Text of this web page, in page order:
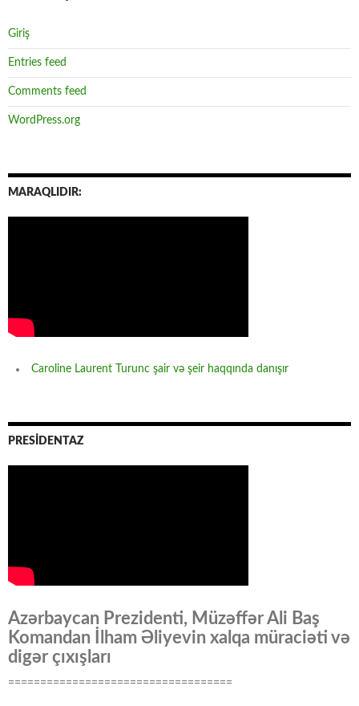
Giriş
Entries feed
Comments feed
WordPress.org
MARAQLIDIR:
Caroline Laurent Turunc şair və şeir haqqında danışır
PRESİDENTAZ
Azərbaycan Prezidenti, Müzəffər Ali Baş
Komandan İlham Əliyevin xalqa müraciəti və
digər çıxışları
===================================